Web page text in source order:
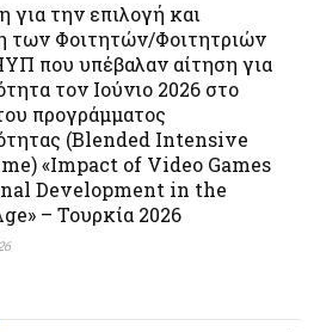
για την επιλογή και
των Φοιτητών/Φοιτητριών
που υπέβαλαν αίτηση για
τον Ιούνιο 2026 στο
προγράμματος
(Blended Intensive
«Impact of Video Games
Development in the
– Τουρκία 2026